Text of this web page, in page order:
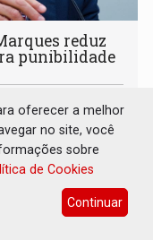
reduz
punibilidade
afirmou que todas
preenchidas
oferecer a melhor
no site, você
sobre
de Cookies
Continuar